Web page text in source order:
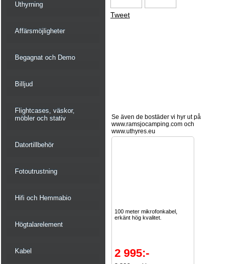
Uthyrning
Affärsmöjligheter
Begagnat och Demo
Billjud
Flightcases, väskor,
möbler och stativ
Datortillbehör
Fotoutrustning
Hifi och Hemmabio
Högtalarelement
Kabel
Tweet
Se även de bostäder vi hyr ut på
www.ramsjocamping.com och
www.uthyres.eu
100 meter mikrofonkabel,
erkänt hög kvalitet.
2 995:-